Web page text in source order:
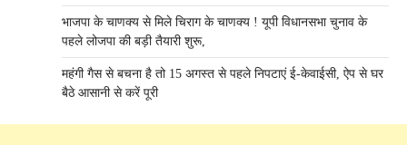
भाजपा के चाणक्य से मिले चिराग के चाणक्य ! यूपी विधानसभा चुनाव के
पहले लोजपा की बड़ी तैयारी शुरू,
महंगी गैस से बचना है तो 15 अगस्त से पहले निपटाएं ई-केवाईसी, ऐप से घर
बैठे आसानी से करें पूरी